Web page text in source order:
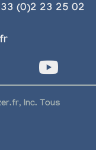
(0)2 23 25 02
Inc. Tous